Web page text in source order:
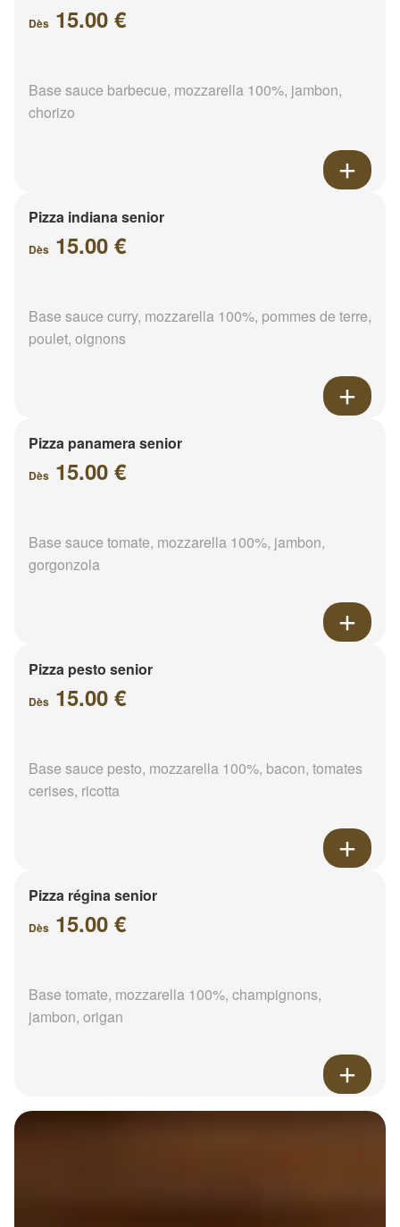
Dès 15.00 €
Base sauce barbecue, mozzarella 100%, jambon,
chorizo
Pizza indiana senior
Dès 15.00 €
Base sauce curry, mozzarella 100%, pommes de terre,
poulet, oignons
Pizza panamera senior
Dès 15.00 €
Base sauce tomate, mozzarella 100%, jambon,
gorgonzola
Pizza pesto senior
Dès 15.00 €
Base sauce pesto, mozzarella 100%, bacon, tomates
cerises, ricotta
Pizza régina senior
Dès 15.00 €
Base tomate, mozzarella 100%, champignons,
jambon, origan